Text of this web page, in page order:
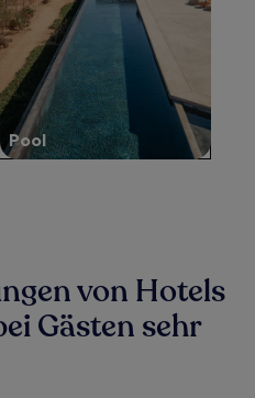
Pool
von Hotels
Gästen sehr